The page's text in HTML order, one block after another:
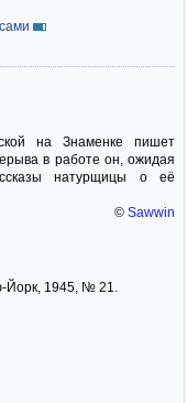
на Знаменке пишет
в работе он, ожидая
натурщицы о её
© Sawwin
Йорк, 1945, № 21.